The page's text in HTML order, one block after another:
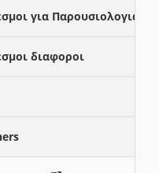
για Παρουσιολογια
διαφοροι